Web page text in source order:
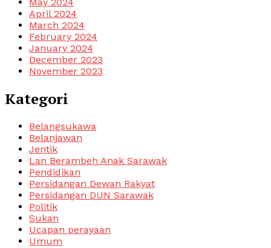
May 2024
April 2024
March 2024
February 2024
January 2024
December 2023
November 2023
Kategori
Belangsukawa
Belanjawan
Jentik
Lan Berambeh Anak Sarawak
Pendidikan
Persidangan Dewan Rakyat
Persidangan DUN Sarawak
Politik
Sukan
Ucapan perayaan
Umum